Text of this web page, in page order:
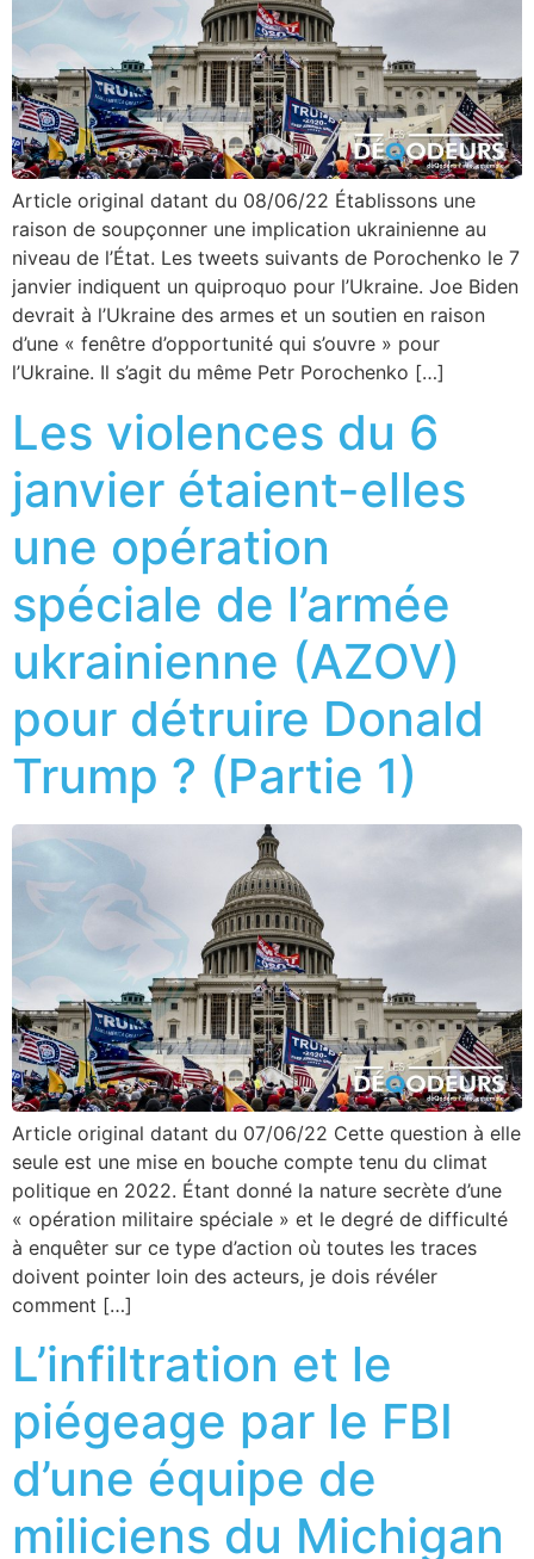
Article original datant du 08/06/22 Établissons une
raison de soupçonner une implication ukrainienne au
niveau de l’État. Les tweets suivants de Porochenko le 7
janvier indiquent un quiproquo pour l’Ukraine. Joe Biden
devrait à l’Ukraine des armes et un soutien en raison
d’une « fenêtre d’opportunité qui s’ouvre » pour
l’Ukraine. Il s’agit du même Petr Porochenko […]
Les violences du 6
janvier étaient-elles
une opération
spéciale de l’armée
ukrainienne (AZOV)
pour détruire Donald
Trump ? (Partie 1)
Article original datant du 07/06/22 Cette question à elle
seule est une mise en bouche compte tenu du climat
politique en 2022. Étant donné la nature secrète d’une
« opération militaire spéciale » et le degré de difficulté
à enquêter sur ce type d’action où toutes les traces
doivent pointer loin des acteurs, je dois révéler
comment […]
L’infiltration et le
piégeage par le FBI
d’une équipe de
miliciens du Michigan